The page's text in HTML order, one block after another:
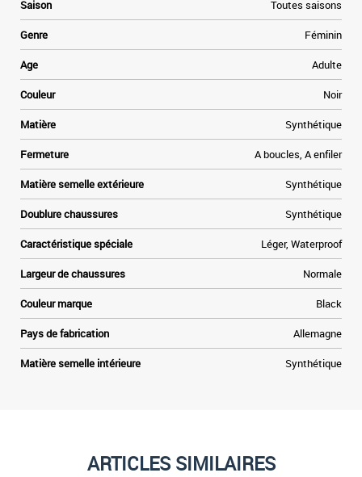
Saison Toutes saisons
Genre Féminin
Age Adulte
Couleur Noir
Matière Synthétique
Fermeture A boucles, A enfiler
Matière semelle extérieure Synthétique
Doublure chaussures Synthétique
Caractéristique spéciale Léger, Waterproof
Largeur de chaussures Normale
Couleur marque Black
Pays de fabrication Allemagne
Matière semelle intérieure Synthétique
ARTICLES SIMILAIRES